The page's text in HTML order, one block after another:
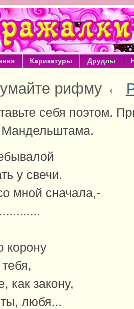
Карикатуры Друдлы
рифму ←
себя поэтом.
Мандельштама.
у свечи.
мной сначала,-
корону
как закону,
любя...